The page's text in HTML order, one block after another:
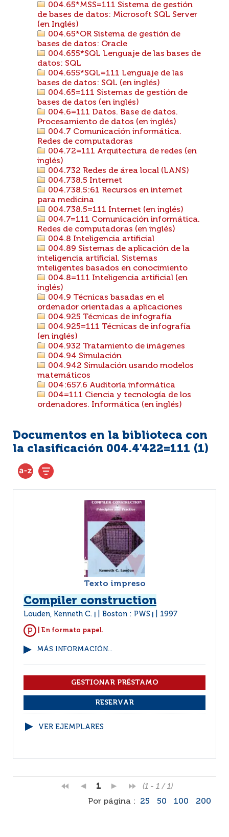
004.65*MSS=111 Sistema de gestión
de bases de datos: Microsoft SQL Server
(en Inglés)
004.65*OR Sistema de gestión de
bases de datos: Oracle
004.655*SQL Lenguaje de las bases de
datos: SQL
004.655*SQL=111 Lenguaje de las
bases de datos: SQL (en inglés)
004.65=111 Sistemas de gestión de
bases de datos (en inglés)
004.6=111 Datos. Base de datos.
Procesamiento de datos (en inglés)
004.7 Comunicación informática.
Redes de computadoras
004.72=111 Arquitectura de redes (en
inglés)
004.732 Redes de área local (LANS)
004.738.5 Internet
004.738.5:61 Recursos en internet
para medicina
004.738.5=111 Internet (en inglés)
004.7=111 Comunicación informática.
Redes de computadoras (en inglés)
004.8 Inteligencia artificial
004.89 Sistemas de aplicación de la
inteligencia artificial. Sistemas
inteligentes basados en conocimiento
004.8=111 Inteligencia artificial (en
inglés)
004.9 Técnicas basadas en el
ordenador orientadas a aplicaciones
004.925 Técnicas de infografía
004.925=111 Técnicas de infografía
(en inglés)
004.932 Tratamiento de imágenes
004.94 Simulación
004.942 Simulación usando modelos
matemáticos
004:657.6 Auditoría informática
004=111 Ciencia y tecnología de los
ordenadores. Informática (en inglés)
Documentos en la biblioteca con
la clasificación 004.4'422=111 (1)
Texto impreso
Compiler construction
Louden, Kenneth C. Boston : PWS 1997
| En formato papel.
MÁS INFORMACIÓN...
VER EJEMPLARES
1
(1 - 1 / 1)
Por página :
25 50 100 200